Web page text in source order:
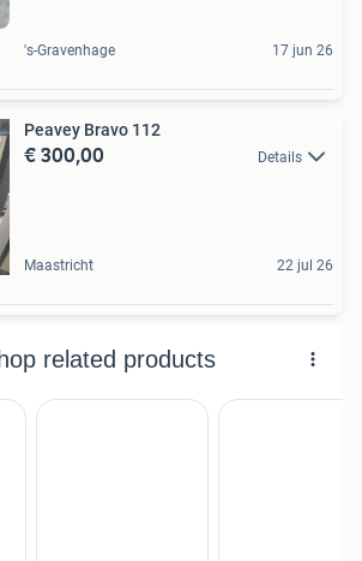
's-Gravenhage 17 jun 26
Peavey Bravo 112
€ 300,00 Details
Maastricht 22 jul 26